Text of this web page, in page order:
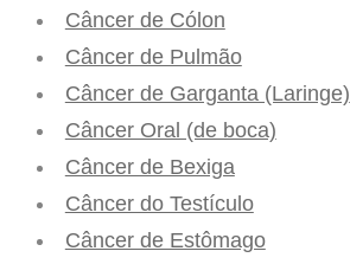
Câncer de Cólon
Câncer de Pulmão
Câncer de Garganta (Laringe)
Câncer Oral (de boca)
Câncer de Bexiga
Câncer do Testículo
Câncer de Estômago